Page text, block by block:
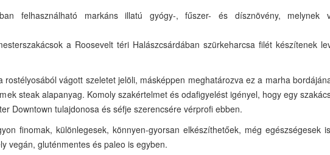
felhasználható markáns illatú gyógy-, fűszer- és dísznövény, melynek
a Roosevelt téri Halászcsárdában szürkeharcsa filét készítenek
vágott szeletet jelöli, másképpen meghatározva ez a marha
steak alapanyag. Komoly szakértelmet és odafigyelést igényel, hogy egy
Downtown tulajdonosa és séfje szerencsére vérprofi ebben.
finomak, különlegesek, könnyen-gyorsan elkészíthetőek, még egészségesek
vegán, gluténmentes és paleo is egyben.